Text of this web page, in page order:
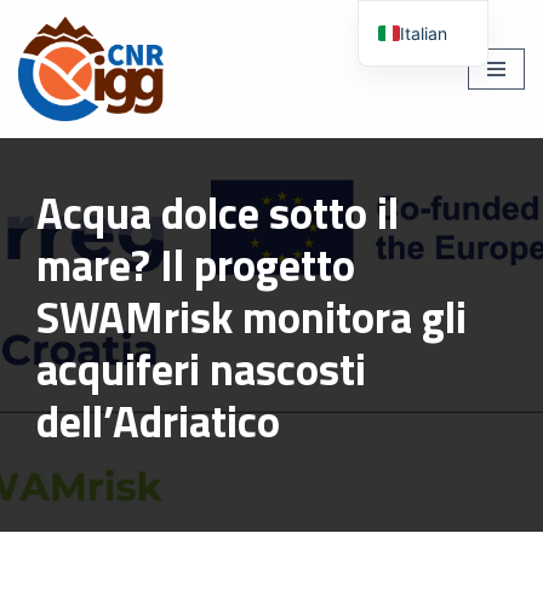
Vai
al
contenuto
Acqua dolce sotto il
mare? Il progetto
SWAMrisk monitora gli
acquiferi nascosti
dell’Adriatico
Italian